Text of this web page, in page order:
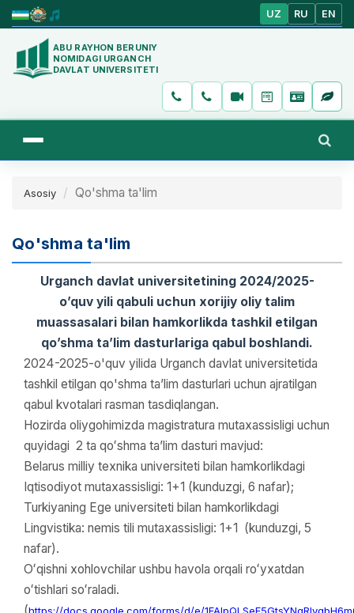
UZ RU EN
ABU RAYHON BERUNIY
NOMIDAGI URGANCH
DAVLAT UNIVERSITETI
Asosiy Qo'shma ta'lim
Qo'shma ta'lim
Urganch davlat universitetining 2024/2025-
o’quv yili qabuli uchun xorijiy oliy talim
muassasalari bilan hamkorlikda tashkil etilgan
qo’shma ta’lim dasturlariga qabul boshlandi.
2024-2025-o'quv yilida Urganch davlat universitetida
tashkil etilgan qo'shma taʼlim dasturlari uchun ajratilgan
qabul kvotalari rasman tasdiqlangan.
Hozirda oliygohimizda magistratura mutaxassisligi uchun
quyidagi 2 ta qoʻshma ta’lim dasturi mavjud:
Belarus milliy texnika universiteti bilan hamkorlikdagi
Iqtisodiyot mutaxassisligi: 1+1 (kunduzgi, 6 nafar);
Turkiyaning Ege universiteti bilan hamkorlikdagi
Lingvistika: nemis tili mutaxassisligi: 1+1 (kunduzgi, 5
nafar).
Oʻqishni xohlovchilar ushbu havola orqali roʻyxatdan
oʻtishlari soʻraladi.
(https://docs.google.com/forms/d/e/